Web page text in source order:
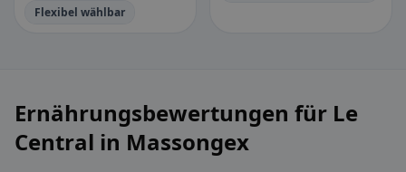
Flexibel wählbar
Ernährungsbewertungen für Le
Central in Massongex